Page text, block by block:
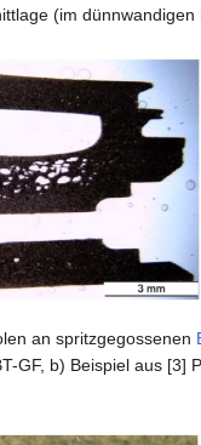
(im
an spritzgegossenen
GF, b) Beispiel aus [3]